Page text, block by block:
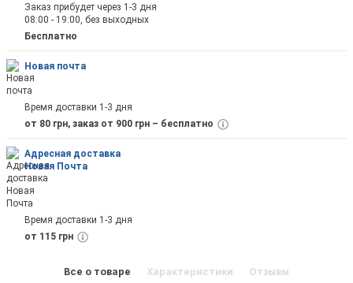
Заказ прибудет через 1-3 дня
08:00 - 19:00, без выходных
Бесплатно
Новая почта
Время доставки 1-3 дня
от 80 грн, заказ от 900 грн – бесплатно
Адресная доставка
Новая Почта
Время доставки 1-3 дня
от 115 грн
Все о товаре Характеристики Отзывы